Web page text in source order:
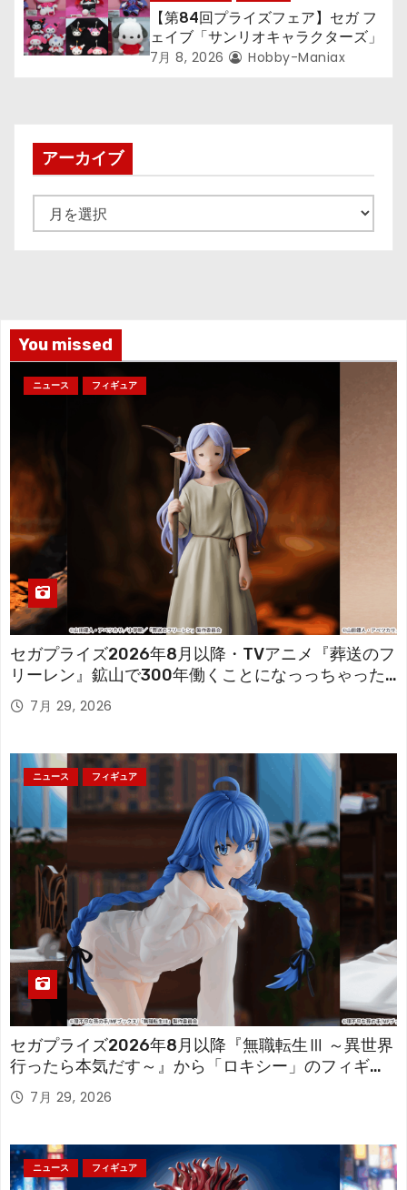
【第84回プライズフェア】セガ フ
ェイブ「サンリオキャラクターズ」
7月 8, 2026 Hobby-Maniax
アーカイブ
ー
You missed
ニュース フィギュア
セガプライズ2026年8月以降・TVアニメ『葬送のフ
リーレン』鉱山で300年働くことになっっちゃった
「フリーレン」を立体化！
7月 29, 2026
ニュース フィギュア
セガプライズ2026年8月以降『無職転生Ⅲ ～異世界
行ったら本気だす～』から「ロキシー」のフィギュ
アが登場！
7月 29, 2026
ニュース フィギュア